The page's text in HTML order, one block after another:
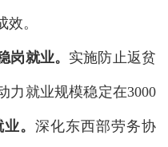
。
岗就业。 实施防止返贫
力就业规模稳定在3000
。 深化东西部劳务协